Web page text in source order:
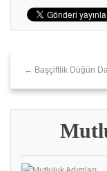
← Başçiftlik Düğün